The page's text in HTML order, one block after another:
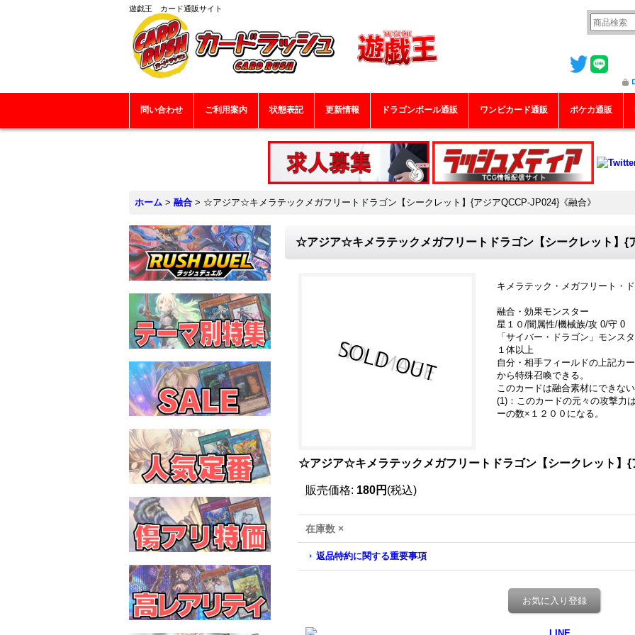
遊戯王 カード通販サイト
問い合わせ ご利用案内 状態表記 更新情報 ドラゴンボール通販 ワンピカード通販 ポケカ通販
ホーム > 融合 > ☆アジア☆キメラテックメガフリートドラゴン【シークレット】{アジアQCCP-JP024}《融合》
☆アジア☆キメラテックメガフリートドラゴン【シークレット】{
キメラテック・メガフリート・
融合・効果モンスター
星１０/闇属性/機械族/攻 0/守 0
「サイバー・ドラゴン」モンス
１体以上
自分・相手フィールドの上記カ
から特殊召喚できる。
このカードは融合素材にできな
(1)：このカードの元々の攻撃力
ーの数×１２００になる。
☆アジア☆キメラテックメガフリートドラゴン【シークレット】
販売価格: 180円 (税込)
在庫数 ×
返品特約に関する重要事項
お気に入り登録